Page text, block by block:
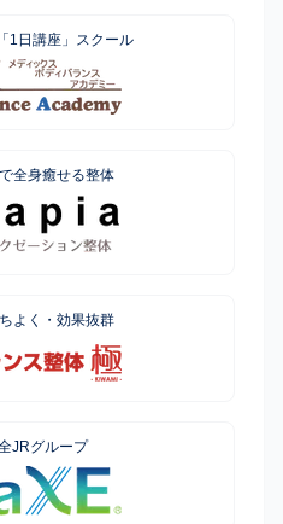
1日講座」スクール
全身癒せる整体
よく・効果抜群
JRグループ